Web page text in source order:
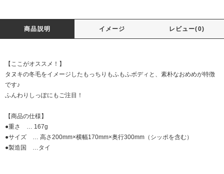
商品説明 イメージ レビュー(0)
【ここがオススメ！】
タヌキの冬毛をイメージしたもっちりもふもふボディと、素朴なおめめが特徴
です♪
ふんわりしっぽにもご注目！
【商品の仕様】
●重さ … 167g
●サイズ … 高さ200mm×横幅170mm×奥行300mm（シッポを含む）
●製造国 …タイ